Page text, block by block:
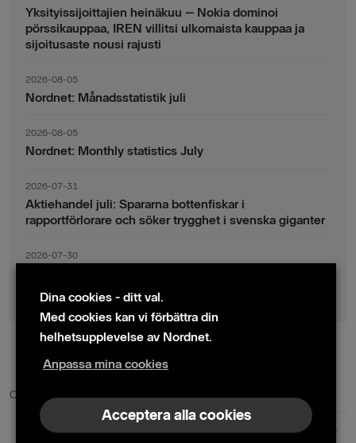
Yksityissijoittajien heinäkuu – Nokia dominoi
pörssikauppaa, IREN villitsi ulkomaista kauppaa ja
sijoitusaste nousi rajusti
2026-08-05
Nordnet: Månadsstatistik juli
2026-08-05
Nordnet: Monthly statistics July
2026-07-31
Aktiehandel juli: Spararna bottenfiskar i
rapportförlorare och söker trygghet i svenska giganter
2026-07-30
indexsparandet ligger fast
© 2024 Nordnet AB (publ)
Cookie policy|Kontakta oss|Presskontakter
Nordnet AB (publ) | Box 300 99 | 104 25 Stockholm | Reg. nr. 559073-6681
Dina cookies - ditt val.
Med cookies kan vi förbättra din
helhetsupplevelse av Nordnet.
Anpassa mina cookies
Acceptera alla cookies